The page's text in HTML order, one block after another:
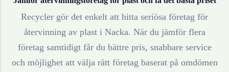
Recycler gör det enkelt att hitta seriösa företag för
återvinning av plasti Nacka. När du jämför flera
företag samtidigt får du bättre pris, snabbare service
och möjlighet att välja rätt företag baserat på omdömen